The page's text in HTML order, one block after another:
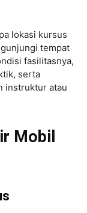
lokasi kursus
tempat
fasilitasnya,
serta
instruktur atau
Mobil